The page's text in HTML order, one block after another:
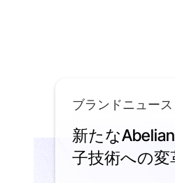
ブランドニュース
新たな
子技術への変